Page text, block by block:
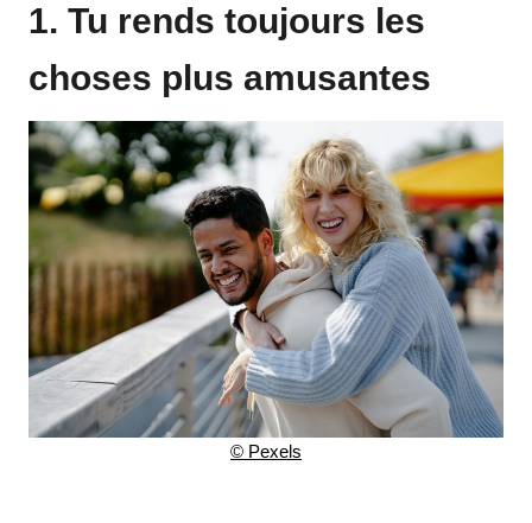
1. Tu rends toujours les
choses plus amusantes
© Pexels